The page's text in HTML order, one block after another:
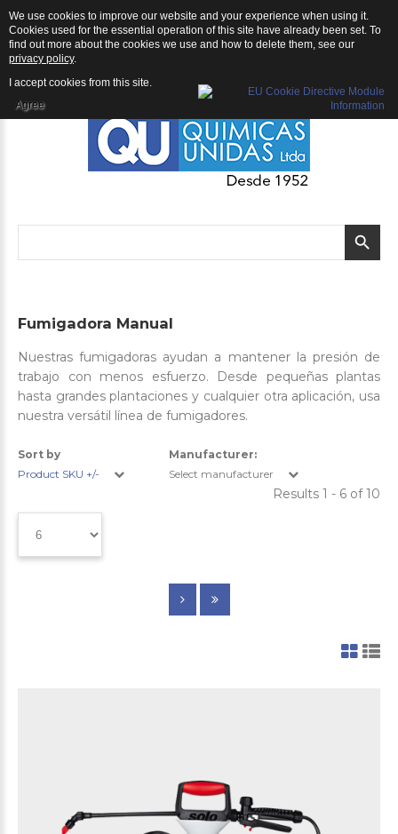
Fumigadora Manual
Nuestras fumigadoras ayudan a mantener la presión de
trabajo con menos esfuerzo. Desde pequeñas plantas
hasta grandes plantaciones y cualquier otra aplicación, usa
nuestra versátil línea de fumigadores.
Sort by
Product SKU +/-
Manufacturer:
Select manufacturer
Results 1 - 6 of 10
We use cookies to improve our website and your experience when using it.
Cookies used for the essential operation of this site have already been set. To
find out more about the cookies we use and how to delete them, see our
privacy policy.
I accept cookies from this site.
Agree
QU | Productos